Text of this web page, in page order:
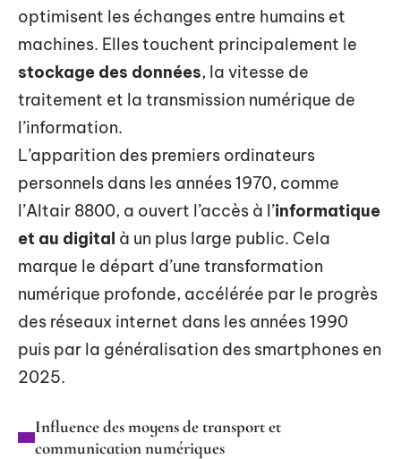
optimisent les échanges entre humains et
machines. Elles touchent principalement le
stockage des données, la vitesse de
traitement et la transmission numérique de
l’information.
L’apparition des premiers ordinateurs
personnels dans les années 1970, comme
l’Altair 8800, a ouvert l’accès à l’informatique
et au digital à un plus large public. Cela
marque le départ d’une transformation
numérique profonde, accélérée par le progrès
des réseaux internet dans les années 1990
puis par la généralisation des smartphones en
2025.
Influence des moyens de transport et
communication numériques